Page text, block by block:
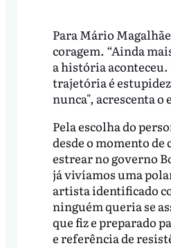
Para Mário
coragem. “Ainda
a história
trajetória é
nunca", acrescenta
Pela escolha do
desde o momento
estrear no governo
já vivíamos uma
artista identificado
ninguém queria se
que fiz e preparado
e referência de